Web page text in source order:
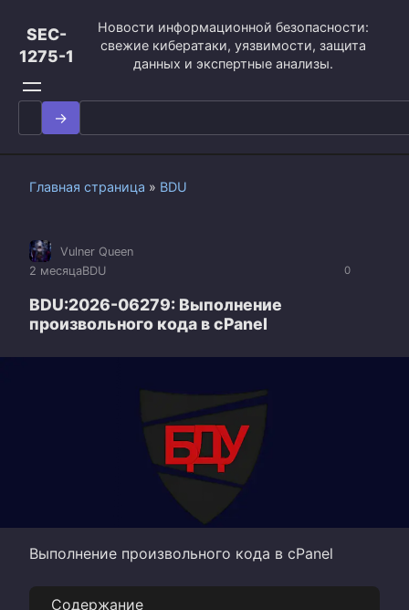
контенту
SEC-
1275-1
Новости информационной безопасности:
свежие кибератаки, уязвимости, защита
данных и экспертные анализы.
Search
for:
Главная страница » BDU
0
Vulner Queen
2 месяцаBDU
BDU:2026-06279: Выполнение
произвольного кода в cPanel
Выполнение произвольного кода в cPanel
Содержание